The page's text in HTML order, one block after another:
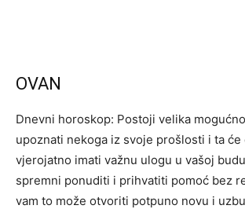
OVAN
Dnevni horoskop: Postoji velika
upoznati nekoga iz svoje prošlosti i ta će
vjerojatno imati važnu ulogu u vašoj
spremni ponuditi i prihvatiti pomoć bez
vam to može otvoriti potpuno novu i